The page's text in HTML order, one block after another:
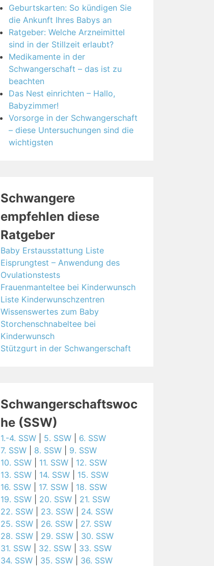
Geburtskarten: So kündigen Sie
die Ankunft Ihres Babys an
Ratgeber: Welche Arzneimittel
sind in der Stillzeit erlaubt?
Medikamente in der
Schwangerschaft – das ist zu
beachten
Das Nest einrichten – Hallo,
Babyzimmer!
Vorsorge in der Schwangerschaft
– diese Untersuchungen sind die
wichtigsten
Schwangere
empfehlen diese
Ratgeber
Baby Erstausstattung Liste
Eisprungtest – Anwendung des
Ovulationstests
Frauenmanteltee bei Kinderwunsch
Liste Kinderwunschzentren
Wissenswertes zum Baby
Storchenschnabeltee bei
Kinderwunsch
Stützgurt in der Schwangerschaft
Schwangerschaftswoc
he (SSW)
1.-4. SSW 5. SSW
6. SSW
7. SSW
8. SSW
9. SSW
10. SSW
11. SSW
12. SSW
13. SSW
14. SSW
15. SSW
16. SSW
17. SSW
18. SSW
19. SSW
20. SSW
21. SSW
22. SSW
23. SSW
24. SSW
25. SSW
26. SSW
27. SSW
28. SSW
29. SSW
30. SSW
31. SSW
32. SSW
33. SSW
34. SSW
35. SSW
36. SSW